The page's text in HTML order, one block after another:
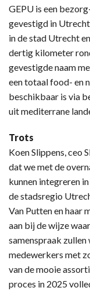
GEPU is een
gevestigd in
in de stad Utrecht
dertig kilometer
gevestigde naam
een totaal food- en
beschikbaar is via
uit mediterrane
Trots
Koen Slippens, ceo
dat we met de
kunnen integreren
de stadsregio
Van Putten en haar
aan bij de wijze
samenspraak
medewerkers met
van de mooie
proces in 2025